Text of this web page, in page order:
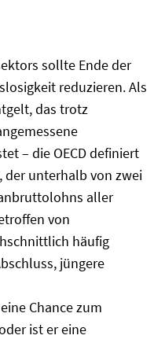
sollte Ende der
reduzieren. Als
das trotz
– die OECD definiert
unterhalb von zwei
aller
von
häufig
jüngere
Chance zum
ist er eine